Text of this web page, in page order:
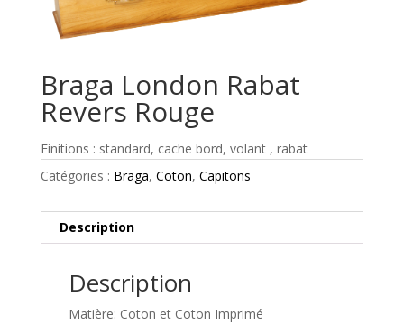
Braga London Rabat
Revers Rouge
Finitions : standard, cache bord, volant , rabat
Catégories : Braga, Coton, Capitons
Description
Description
Matière: Coton et Coton Imprimé